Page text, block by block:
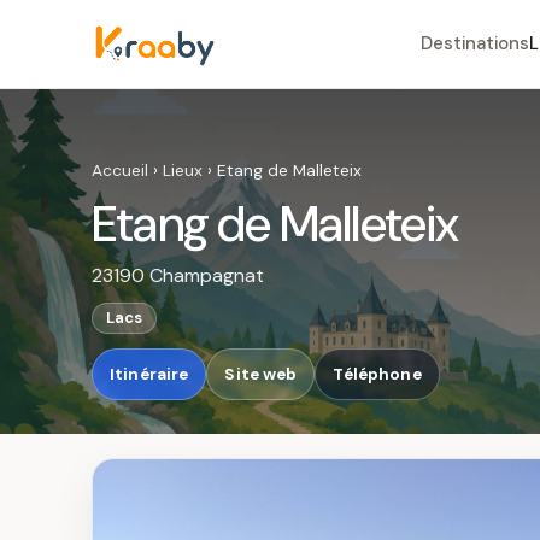
Destinations
Accueil › Lieux › Etang de Malleteix
Etang de Malleteix
23190 Champagnat
Lacs
Itinéraire Site web Téléphone